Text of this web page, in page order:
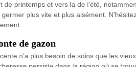
de printemps et vers la de l’été,
plus vite et plus aisément.
de gazon
n’a plus besoin de soins que les